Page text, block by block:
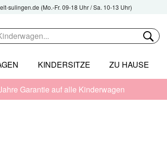
sulingen.de (Mo.-Fr. 09-18 Uhr / Sa. 10-13 Uhr)
KINDERSITZE ZU HAUSE
Garantie auf alle Kinderwagen